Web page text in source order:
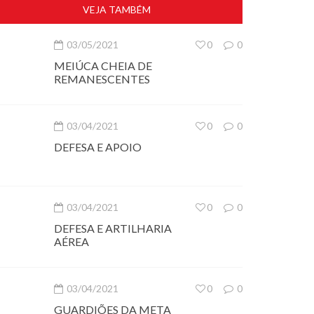
VEJA TAMBÉM
03/05/2021 0
0
MEIÚCA CHEIA DE
REMANESCENTES
03/04/2021 0
0
DEFESA E APOIO
03/04/2021 0
0
DEFESA E ARTILHARIA
AÉREA
03/04/2021 0
0
GUARDIÕES DA META